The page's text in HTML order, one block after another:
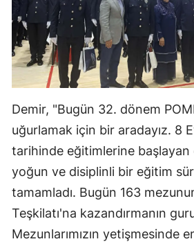
Demir, "Bugün 32. dönem
uğurlamak için bir aradayız. 8
tarihinde eğitimlerine
yoğun ve disiplinli bir eğitim
tamamladı. Bugün 163
Teşkilatı'na kazandırmanın
Mezunlarımızın yetişmesinde